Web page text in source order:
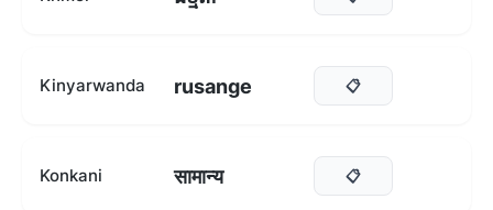
Kinyarwanda rusange 📋
Konkani सामान्य 📋